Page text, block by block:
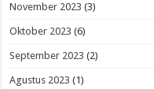
November 2023 (3)
Oktober 2023 (6)
September 2023 (2)
Agustus 2023 (1)